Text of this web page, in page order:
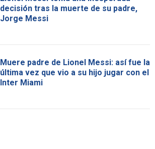
decisión tras la muerte de su padre,
Jorge Messi
Muere padre de Lionel Messi: así fue la
última vez que vio a su hijo jugar con el
Inter Miami